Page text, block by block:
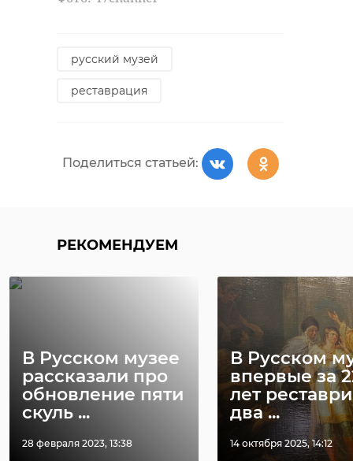
русский музей
реставрация
Поделиться статьей:
РЕКОМЕНДУЕМ
В Русском музее
рассказали про
обновление пяти
скуль ...
28 февраля 2023, 13:38
В Русском
впервые за
лет
два ...
14 октября 2025, 14:12